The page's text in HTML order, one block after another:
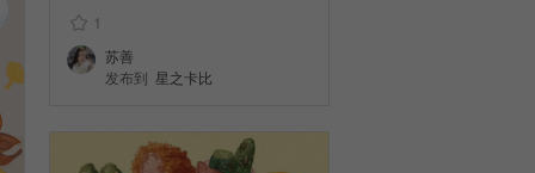
1
苏善
发布到 星之卡比